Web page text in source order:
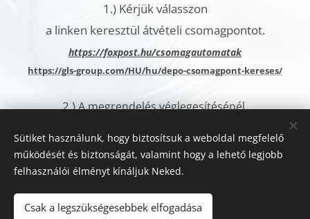
1.)Kérjük válasszon
a linken keresztül átvételi csomagpontot.
https://foxpost.hu/csomagautomatak
https://gls-group.com/HU/hu/depo-csomagpont-kereses/
2.)A megrendelés véglegesítésénél,
kérjük jelölje meg az
Ön által kiválasztott csomagautomata címét.
Sütiket használunk, hogy biztosítsuk a weboldal megfelelő
működését és biztonságát, valamint hogy a lehető legjobb
felhasználói élményt kínáljuk Neked.
Csak a legszükségesebbek elfogadása